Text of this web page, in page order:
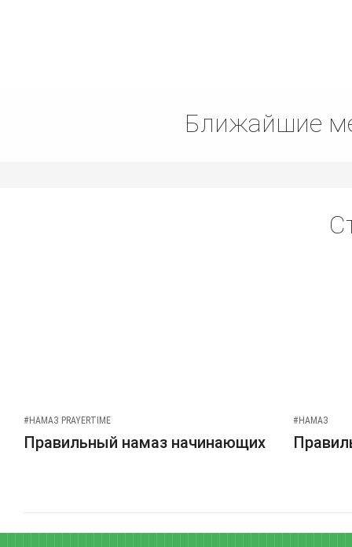
Ближайшие
#НАМАЗ PRAYERTIME
Правильный намаз начинающих
#НАМАЗ